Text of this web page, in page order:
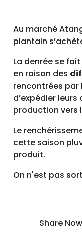
Au marché
plantain
La denrée se
en raison des
rencontrées
d’expédier
production vers
Le
cette saison
produit.
On n'est pas
Share